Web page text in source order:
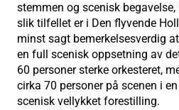
stemmen og scenisk
slik tilfellet er i Den flyvende
minst sagt bemerkelsesverdig
en full scenisk oppsetning av
60 personer sterke orkesteret,
cirka 70 personer på scenen i
scenisk vellykket forestilling.